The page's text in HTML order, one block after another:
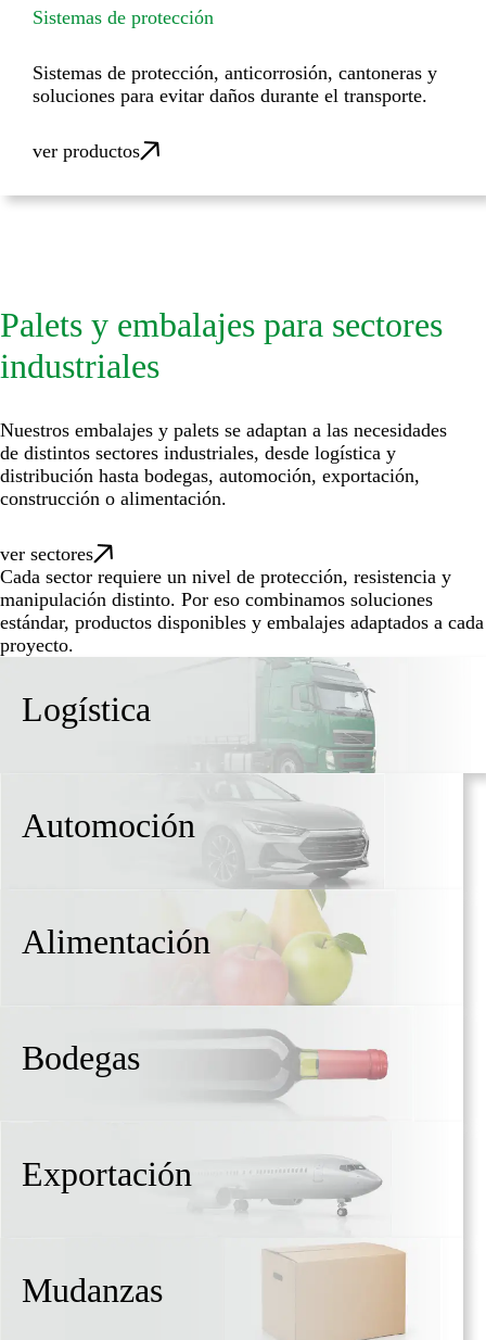
Sistemas de protección
Sistemas de protección, anticorrosión, cantoneras y
soluciones para evitar daños durante el transporte.
ver productos
Palets y embalajes para sectores
industriales
Nuestros embalajes y palets se adaptan a las necesidades
de distintos sectores industriales, desde logística y
distribución hasta bodegas, automoción, exportación,
construcción o alimentación.
ver sectores
Cada sector requiere un nivel de protección, resistencia y
manipulación distinto. Por eso combinamos soluciones
estándar, productos disponibles y embalajes adaptados a cada
proyecto.
Logística
Automoción
Alimentación
Bodegas
Exportación
Mudanzas